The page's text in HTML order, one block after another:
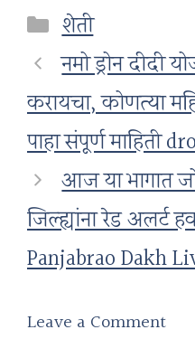
Categories
शेती
नमो ड्रोन दीदी
करायचा, कोणत्या
पाहा संपूर्ण माहिती
आज या भागात
जिल्ह्यांना रेड अलर्ट
Panjabrao Dakh
Leave a Comment